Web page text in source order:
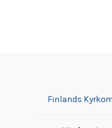
väljas
Finlands